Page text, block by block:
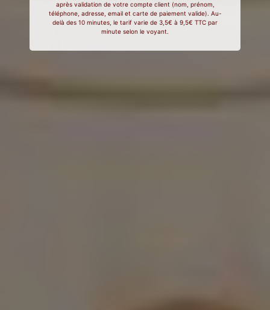
après validation de votre compte client (nom, prénom,
téléphone, adresse, email et carte de paiement valide). Au-
delà des 10 minutes, le tarif varie de 3,5€ à 9,5€ TTC par
minute selon le voyant.